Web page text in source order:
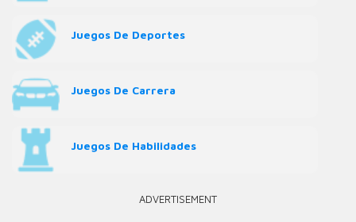
Juegos De Deportes
Juegos De Carrera
Juegos De Habilidades
ADVERTISEMENT